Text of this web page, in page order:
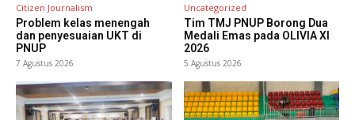
Citizen Journalism
Problem kelas menengah
dan penyesuaian UKT di
PNUP
7 Agustus 2026
Uncategorized
Tim TMJ PNUP Borong Dua
Medali Emas pada OLIVIA XI
2026
5 Agustus 2026